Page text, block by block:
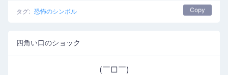
タグ: 恐怖のシンボル Copy
四角い口のショック
(￣□￣)